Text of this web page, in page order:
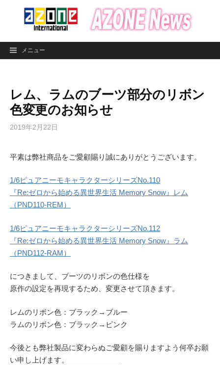
ン
メニュー
レム、ラムのブーツ部分のリボン
色変更のお知らせ
2019年2月22日
平素は弊社商品をご愛顧賜り誠にありがとうございます。
1/6ピュアニーモキャラクターシリーズNo.110
『Re:ゼロから始める異世界生活 Memory Snow』レム
（PND110-REM）
1/6ピュアニーモキャラクターシリーズNo.112
『Re:ゼロから始める異世界生活 Memory Snow』ラム
（PND112-RAM）
につきまして、ブーツのリボンの色仕様を
原作の設定を再現するため、変更させて頂きます。
レムのリボン色：ブラック→ブルー
ラムのリボン色：ブラック→ピンク
今後とも弊社製品に変わらぬご愛顧を賜りますよう何卒お願
い申し上げます。